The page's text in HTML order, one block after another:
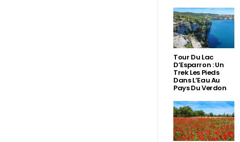
Tour Du Lac
D’Esparron : Un
Trek Les Pieds
Dans L’Eau Au
Pays Du Verdon